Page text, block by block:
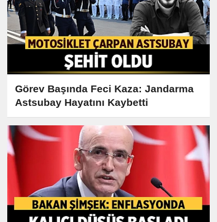
Görev Başında Feci Kaza: Jandarma
Astsubay Hayatını Kaybetti